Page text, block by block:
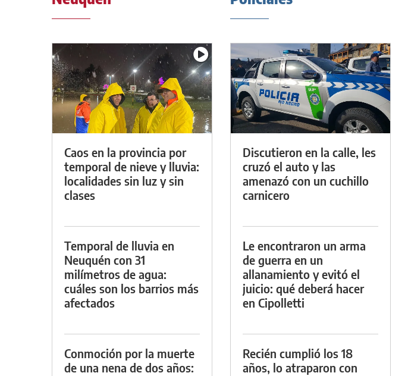
Caos en la provincia por
temporal de nieve y lluvia:
localidades sin luz y sin
clases
Temporal de lluvia en
Neuquén con 31
milímetros de agua:
cuáles son los barrios más
afectados
Conmoción por la muerte
de una nena de dos años:
Discutieron en la calle, les
cruzó el auto y las
amenazó con un cuchillo
carnicero
Le encontraron un arma
de guerra en un
allanamiento y evitó el
juicio: qué deberá hacer
en Cipolletti
Recién cumplió los 18
años, lo atraparon con